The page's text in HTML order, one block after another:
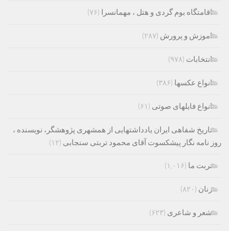
اقامتگاه بوم گردی و هتل ، مهمانسرا (۷۶)
اموزش و پرورش (۲۸۷)
انتخابات (۹۷۸)
انواع عکسها (۳۸۶)
انواع فایلهای صوتی (۶۱)
تاریخ شفاهی ایران یادداشتهایی از همشهری پژوهشگر، نویسنده ،
روز نامه نگار پیشکسوت آقای محمود تربتی سنجابی (۱۲)
تربت ما (۱,۰۱۶)
زنان (۸۲۰)
شعر و شاعری (۶۲۳)